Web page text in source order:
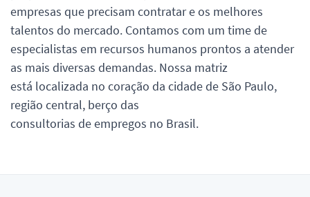
empresas que precisam contratar e os melhores
talentos do mercado. Contamos com um time de
especialistas em recursos humanos prontos a atender
as mais diversas demandas. Nossa matriz
está localizada no coração da cidade de São Paulo,
região central, berço das
consultorias de empregos no Brasil.